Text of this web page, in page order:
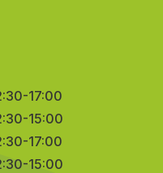
17:00
15:00
17:00
15:00